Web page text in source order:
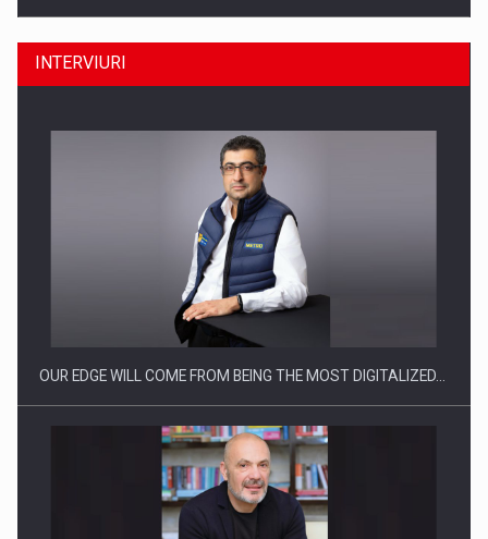
Producatorii si comerciantii care nu se supun noilor
INTERVIURI
OUR EDGE WILL COME FROM BEING THE MOST DIGITALIZED…